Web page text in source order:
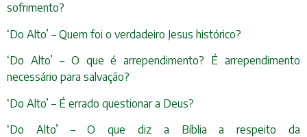
sofrimento?
‘Do Alto’ – Quem foi o verdadeiro Jesus histórico?
‘Do Alto’ – O que é arrependimento? É arrependimento
necessário para salvação?
‘Do Alto’ – É errado questionar a Deus?
‘Do Alto’ – O que diz a Bíblia a respeito da